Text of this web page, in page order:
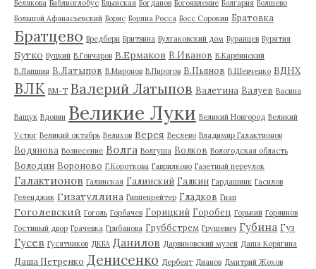
Белякова Библиоглобус Блынская Богданов Богоявление Болгария Болшево
Большой Афанасьевский Борис Боряна Росса Босс Сорокин Братовка
Братцево Бредбери Бритвина Булгаковский дом Буранцев Бурятия
Бутко Буцкий В.Гончаров В.Ермаков В.Иванов В.Карпинский
В.Лапшин В.Латыпов В.Миронов В.Пирогов В.Пьянов В.Шевченко ВДНХ
ВЛК ВМ-Т Валерий Латыпов Валетина Валуев Васина
Ващук Вдовин Великие Луки Великий Новгород Великий
Устюг Великий октябрь Велихов Верея Веслево Владимир Галактионов
Водянова Вознесение Волга Волгуша Волков Вологодская область
Володин Вороново Г.Короткова Гаврилково Газетный переулок
Галактионов Галинская Галинский Галкин Гардашник Гасилов
Геленджик Гизатуллина Гиппенрейтер Гладков Гнап
Гоголевский Гоголь Горбачев Горицкий Горобец Горький Горяинов
Гостиный двор Грачевка Грибанова Груббстрем Грушевич Губина Гуз
Гусев Гусятников ДКБА Данилов Дарвиновский музей Даша Корягина
Даша Петренко Денисенко Дербент Дианов Дмитрий Жохов